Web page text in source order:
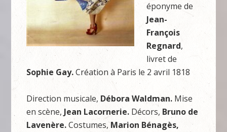
éponyme de
Jean-
François
Regnard,
livret de
Sophie Gay.Création à Paris le 2 avril 1818
Direction musicale, Débora Waldman. Mise
en scène, Jean Lacornerie. Décors, Bruno de
Lavenère.Costumes,Marion Bénagès,